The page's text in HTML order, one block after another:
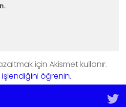
için Akismet kullanır.
işlendiğini öğrenin.